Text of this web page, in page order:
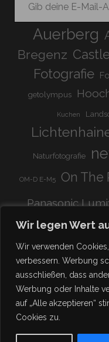
Wir legen Wert
Wir verwenden
verbessern. Werbung
ausschließen, dass
Werbung oder Inhalte
auf „Alle akzeptieren“
Cookies zu.
Auerberg
Bregenz
Fotografie
getolympus
Kuchen
Naturfotografie
OM-D E-M5 On The
Panasonic
Rundreise
Stadion super
vegetarisch